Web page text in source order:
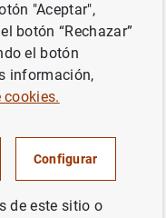
"Aceptar",
botón “Rechazar”
el botón
información,
Configurar
de este sitio o